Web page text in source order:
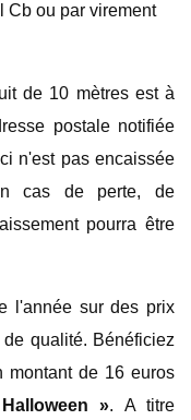
Cb ou par virement
de 10 mètres est à
postale notifiée
n'est pas encaissée
cas de perte, de
pourra être
l'année sur des prix
qualité. Bénéficiez
montant de 16 euros
». A titre